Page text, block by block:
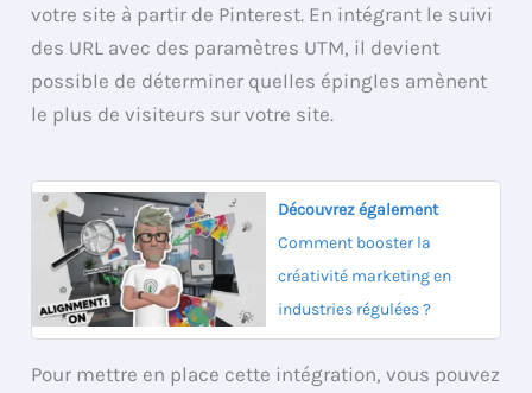
votre site à partir de Pinterest. En intégrant le suivi
des URL avec des paramètres UTM, il devient
possible de déterminer quelles épingles amènent
le plus de visiteurs sur votre site.
Découvrez également
Comment booster la
créativité marketing en
industries régulées ?
Pour mettre en place cette intégration, vous pouvez